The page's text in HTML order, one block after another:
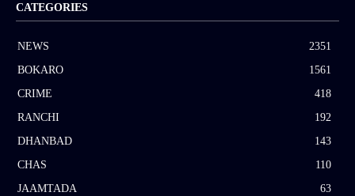
CATEGORIES
NEWS
2351
BOKARO
1561
CRIME
418
RANCHI
192
DHANBAD
143
CHAS
110
JAAMTADA
63